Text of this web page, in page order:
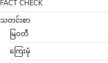
FACT CHECK
သတင်းစာ
မြဝတီ
ကြေးမုံ